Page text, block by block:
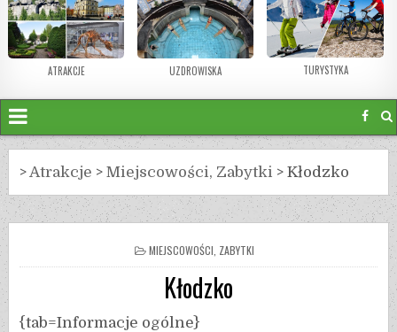
ATRAKCJE UZDROWISKA TURYSTYKA
> Atrakcje >Miejscowości, Zabytki >Kłodzko
MIEJSCOWOŚCI, ZABYTKI
Kłodzko
{tab=Informacje ogólne}